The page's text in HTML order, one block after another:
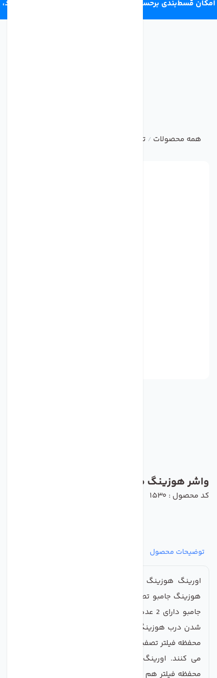
امکان قسط‌بندی برحسب اعتبار ترب‌پی 4 قسط ماهانه. بدون سود،
همه محصولات / تصفیه آب صنعتی و نیمه صنعتی
واشر هوزینگ مدل اورینگ جامبو
کد محصول : 1530
توضیحات محصول
اورینگ هوزینگ جامبو تصفیه آب اغلب در نمونه های
هوزینگ جامبو تصفیه آب استفاده میشود. محفظه فیلتر
جامبو دارای 2 عدد اورینگ در بالا و پایین در محل بسته
شدن درب هوزینگ وجود دارد که استفاده از اورینگ در
محفظه فیلتر تصفیه آب نیمه صنعتی، از نشت آب جلوگیری
می کنند. اورینگ تصفیه آب که با نام واشر آب بندی
محفظه فیلتر هم شناخته میشود، ابعاد مختلفی داشته و